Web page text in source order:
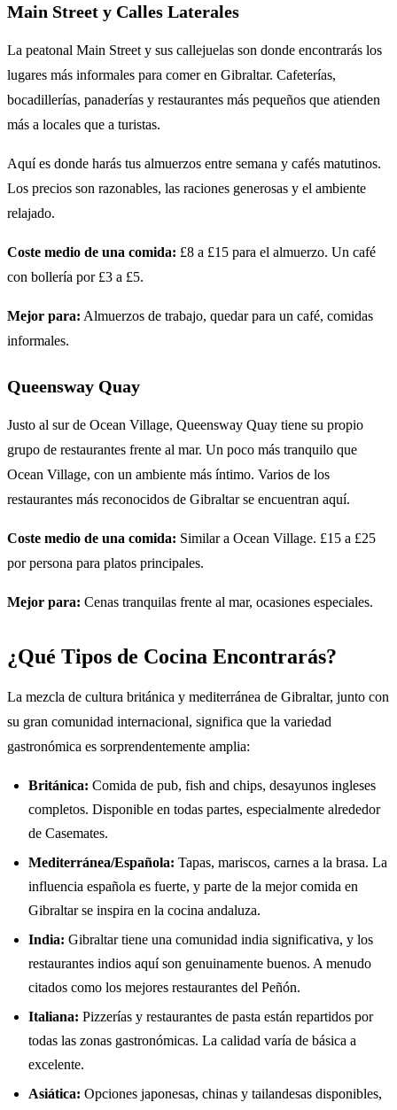
Main Street y Calles Laterales
La peatonal Main Street y sus callejuelas son donde encontrarás los
lugares más informales para comer en Gibraltar. Cafeterías,
bocadillerías, panaderías y restaurantes más pequeños que atienden
más a locales que a turistas.
Aquí es donde harás tus almuerzos entre semana y cafés matutinos.
Los precios son razonables, las raciones generosas y el ambiente
relajado.
Coste medio de una comida: £8 a £15 para el almuerzo. Un café
con bollería por £3 a £5.
Mejor para: Almuerzos de trabajo, quedar para un café, comidas
informales.
Queensway Quay
Justo al sur de Ocean Village, Queensway Quay tiene su propio
grupo de restaurantes frente al mar. Un poco más tranquilo que
Ocean Village, con un ambiente más íntimo. Varios de los
restaurantes más reconocidos de Gibraltar se encuentran aquí.
Coste medio de una comida: Similar a Ocean Village. £15 a £25
por persona para platos principales.
Mejor para: Cenas tranquilas frente al mar, ocasiones especiales.
¿Qué Tipos de Cocina Encontrarás?
La mezcla de cultura británica y mediterránea de Gibraltar, junto con
su gran comunidad internacional, significa que la variedad
gastronómica es sorprendentemente amplia:
Británica: Comida de pub, fish and chips, desayunos ingleses
completos. Disponible en todas partes, especialmente alrededor
de Casemates.
Mediterránea/Española: Tapas, mariscos, carnes a la brasa. La
influencia española es fuerte, y parte de la mejor comida en
Gibraltar se inspira en la cocina andaluza.
India: Gibraltar tiene una comunidad india significativa, y los
restaurantes indios aquí son genuinamente buenos. A menudo
citados como los mejores restaurantes del Peñón.
Italiana: Pizzerías y restaurantes de pasta están repartidos por
todas las zonas gastronómicas. La calidad varía de básica a
excelente.
Asiática: Opciones japonesas, chinas y tailandesas disponibles,